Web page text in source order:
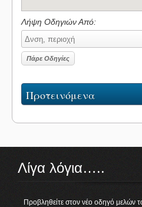
Λήψη Οδηγιών Από:
Προτεινόμενα
Λίγα λόγια…..
Προβληθείτε στον νέο οδηγό μελών